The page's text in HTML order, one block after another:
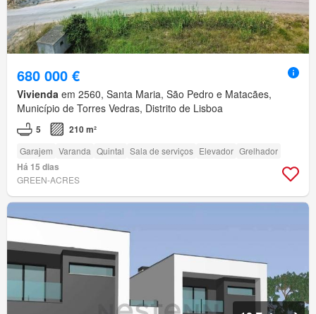
680 000 €
Vivienda em 2560, Santa Maria, São Pedro e Matacães,
Município de Torres Vedras, Distrito de Lisboa
5 210 m²
Garajem Varanda Quintal Sala de serviços Elevador Grelhador
Há 15 dias
GREEN-ACRES